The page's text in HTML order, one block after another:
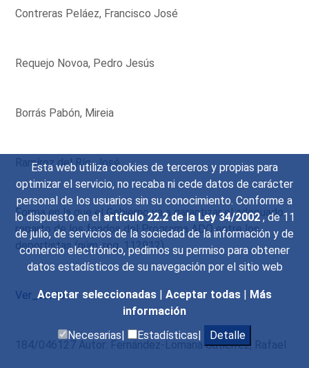
Esta web utiliza cookies de terceros y propias para
optimizar el servicio, no recaba ni cede datos de carácter
personal de los usuarios sin su conocimiento. Conforme a
lo dispuesto en elartículo 22.2 de la Ley 34/2002, de 11
de julio, de servicios de la sociedad de la información y de
comercio electrónico, pedimos su permiso para obtener
datos estadísticos de su navegación por el sitio web
Aceptar seleccionadas | Aceptar todas | Más
información
Necesarias|
Estadísticas| Detalle
Contreras Peláez, Francisco José
Requejo Novoa, Pedro Jesús
Borrás Pabón, Mireia
Ramírez del Río, José
Forma en la que el Gobierno va a garantizar el adecuado
reparto de los fondos del Programa ADO entre los
deportistas (núm. reg. 112912)
Ver_texto
184/046127 Autor: Fernández-Lomana Gutiérrez, Rafael